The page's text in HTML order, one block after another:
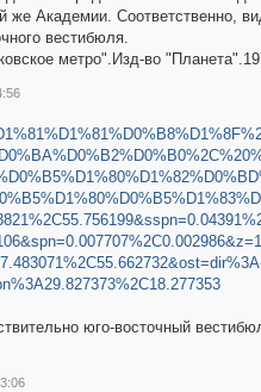
же Академии. Соответственно,
вестибюля.
метро".Изд-во
юго-восточный